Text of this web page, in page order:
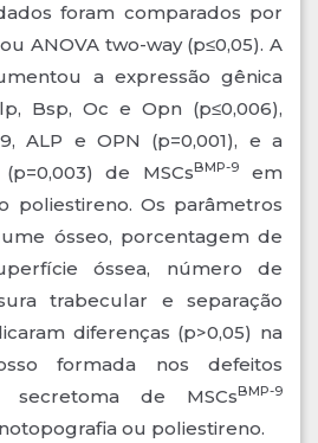
foram comparados por
ANOVA two-way (p≤0,05). A
a expressão gênica
Bsp, Oc e Opn (p≤0,006),
ALP e OPN (p=0,001), e a
de MSCsBMP-9
em
poliestireno. Os parâmetros
ósseo, porcentagem de
óssea, número de
trabecular e separação
diferenças (p>0,05) na
formada nos defeitos
de MSCsBMP-9
ou poliestireno.